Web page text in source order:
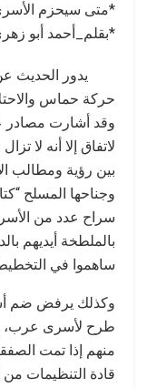
*متى سيحزم
*بقلم_أحمد أبو
يدور الحديث
حركة حماس
وقد أشارت مصادر
لاتفاق إلا أنه لا
بين رؤية ومطالب
وجناحها المسلح
سراح عدد من
بالملطخة أيديهم
ساهموا في
طرح لأسرى عرب،
منهم إذا تمت
قادة التنظيمات